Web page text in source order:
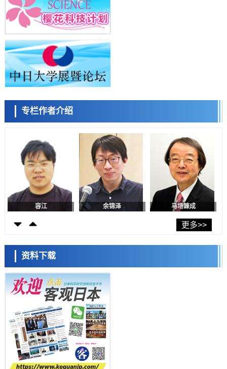
九州大学揭示夜间眼压升高机制：两种激素波动叠加所致
科学研究
东京都产技研采用新手法开发出可稳定工作至300℃的介电材料，已验
证电容器可在汽车发动机等高温环境下工作
经济・社会
日本生成式AI使用者占比一年内翻倍，但与中美德仍有较大差距
政策
日本修订首都直下型地震紧急对策：目标为死亡人数至少减半，重点强
科学研究
福井大学发现细胞记忆过往并抑制反应的机制，阐明即便DNA相同反应
迥异之谜
神户大学确认口服癌症疫苗B440单药给药的安全性，在转移性尿路上皮
癌患者中开展临床试验
政策
日本发布《令和8年版科学技术与创新白皮书》，解读第七期基本计划
首年度政策方向
科学研究
东京大学发现可诱导细胞死亡的新型信使物质
科学研究
东京都健康长寿医疗中心跨器官揭示衰老过程中的糖链变化
产总研无需石油利用松脂制备石墨前驱体，可作为电池电极材料
科学研究
东京大学和海上保安厅等发现南海海槽沿线板块边界锁定状态存在区域
差异
政策
日本第2次医疗研究开发调整费，根据一线实际情况和需求分配99.3亿
日元
科学研究
千叶大学鉴定出导致难治性疾病“肺高血压症”恶化的蛋白质“MYL9/12”，
会引发血管结构恶化
科学研究
京都大学高效生成光的构成单元“光子”，可应用于量子计算机
专栏作者介绍
小岩井忠道 泷川 进
陈小牧
容江 余锦泽 马场錬成
日本科学未来馆 科学交
流员
小岩井忠道 泷川 进
更多>>
资料下载